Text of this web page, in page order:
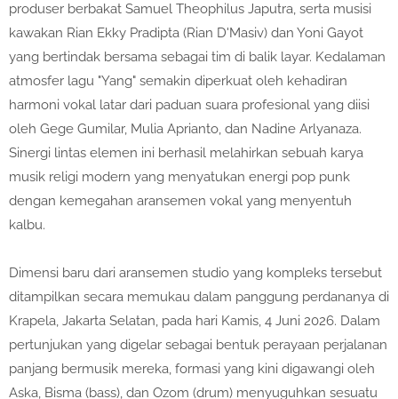
produser berbakat Samuel Theophilus Japutra, serta musisi
kawakan Rian Ekky Pradipta (Rian D'Masiv) dan Yoni Gayot
yang bertindak bersama sebagai tim di balik layar. Kedalaman
atmosfer lagu "Yang" semakin diperkuat oleh kehadiran
harmoni vokal latar dari paduan suara profesional yang diisi
oleh Gege Gumilar, Mulia Aprianto, dan Nadine Arlyanaza.
Sinergi lintas elemen ini berhasil melahirkan sebuah karya
musik religi modern yang menyatukan energi pop punk
dengan kemegahan aransemen vokal yang menyentuh
kalbu.
Dimensi baru dari aransemen studio yang kompleks tersebut
ditampilkan secara memukau dalam panggung perdananya di
Krapela, Jakarta Selatan, pada hari Kamis, 4 Juni 2026. Dalam
pertunjukan yang digelar sebagai bentuk perayaan perjalanan
panjang bermusik mereka, formasi yang kini digawangi oleh
Aska, Bisma (bass), dan Ozom (drum) menyuguhkan sesuatu